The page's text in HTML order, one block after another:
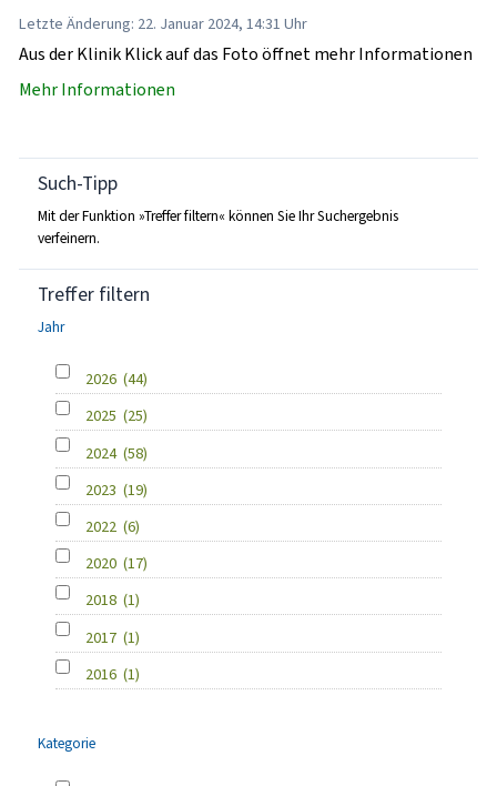
Letzte Änderung: 22. Januar 2024, 14:31 Uhr
Aus der Klinik Klick auf das Foto öffnet mehr Informationen
Mehr Informationen
Such-Tipp
Mit der Funktion »Treffer filtern« können Sie Ihr Suchergebnis
verfeinern.
Treffer filtern
Jahr
2026 (44)
2025 (25)
2024 (58)
2023 (19)
2022 (6)
2020 (17)
2018 (1)
2017 (1)
2016 (1)
Kategorie